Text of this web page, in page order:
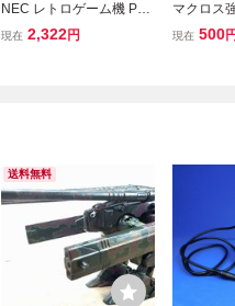
NEC レトロゲーム機 PC
エンジン CD-ROM2シス
現在 2,322円
マクロス
ル 超時空
現在 500円
送料無料